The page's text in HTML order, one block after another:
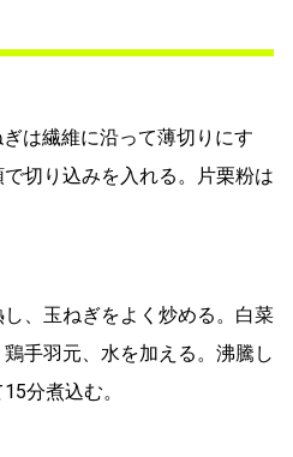
は繊維に沿って薄切りにす
切り込みを入れる。片栗粉は
、玉ねぎをよく炒める。白菜
手羽元、水を加える。沸騰し
分煮込む。